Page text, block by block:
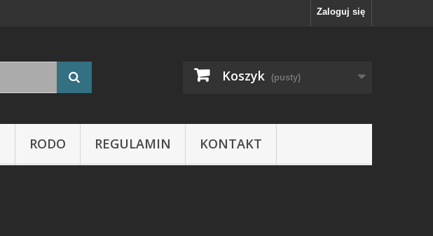
Zaloguj się
Koszyk (pusty)
RODO REGULAMIN KONTAKT